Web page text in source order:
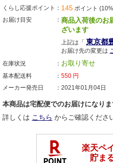
くらし応援ポイント 145 ポイント
お届け目安
商品入荷後のお
ざいます
上記は「 東京都
お届け先の変更は
在庫状況
お取り寄せ
基本配送料 550 円
メーカー発売日
2021年01月04日
本商品は宅配便でのお届けになりま
詳しくは こちら からご確認くださ